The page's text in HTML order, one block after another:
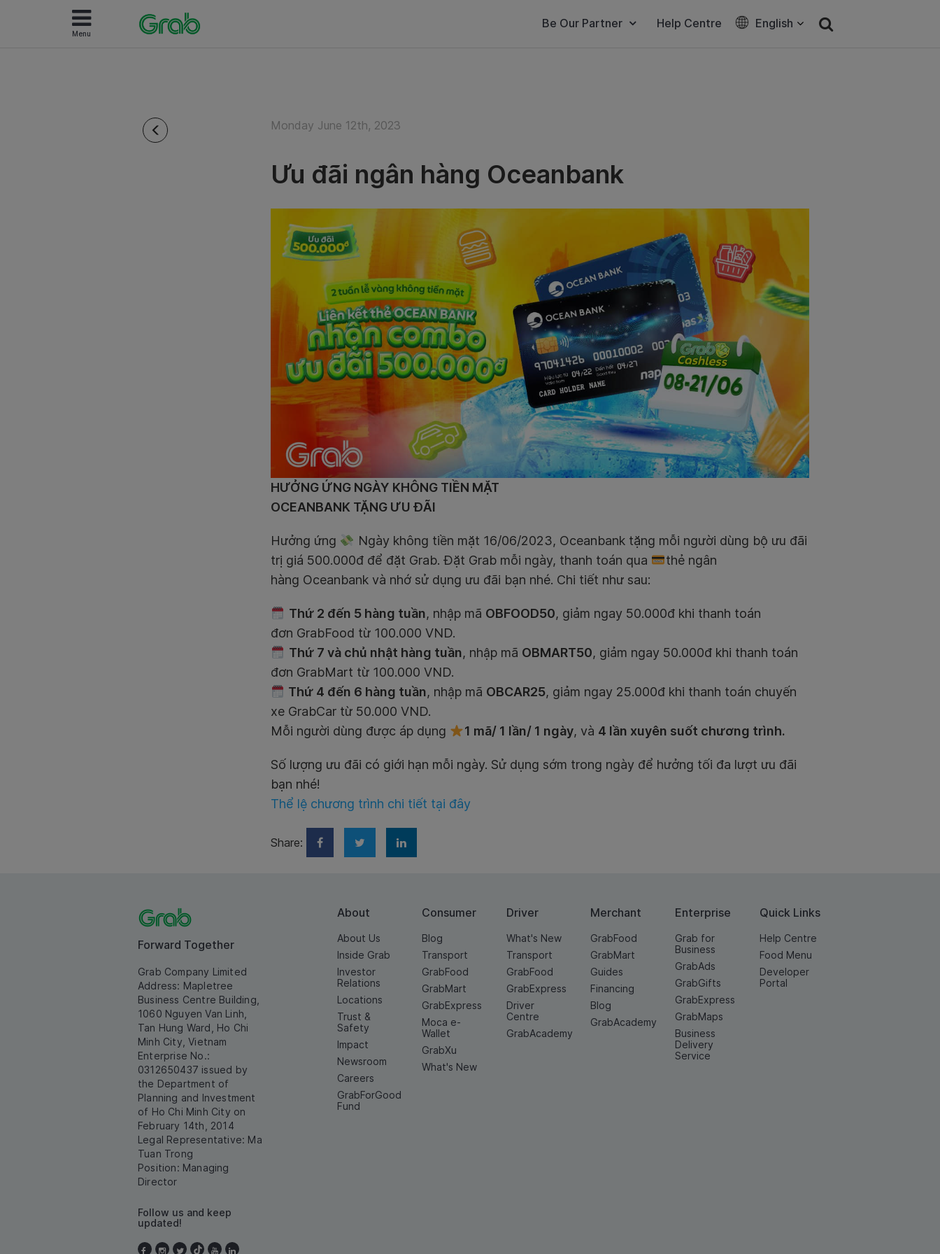
Menu
Be Our Partner Help Centre English
Monday June 12th, 2023
Ưu đãi ngân hàng Oceanbank
HƯỞNG ỨNG NGÀY KHÔNG TIỀN MẶT
OCEANBANK TẶNG ƯU ĐÃI
Hưởng ứng
Ngày không tiền mặt 16/06/2023, Oceanbank tặng mỗi người dùng bộ ưu đãi
trị giá 500.000đ để đặt Grab. Đặt Grab mỗi ngày, thanh toán qua
thẻ ngân
hàng Oceanbank và nhớ sử dụng ưu đãi bạn nhé. Chi tiết như sau:
Thứ 2 đến 5 hàng tuần, nhập mã OBFOOD50, giảm ngay 50.000đ khi thanh toán
đơn GrabFood từ 100.000 VND.
Thứ 7 và chủ nhật hàng tuần, nhập mã OBMART50, giảm ngay 50.000đ khi thanh toán
đơn GrabMart từ 100.000 VND.
Thứ 4 đến 6 hàng tuần, nhập mã OBCAR25, giảm ngay 25.000đ khi thanh toán chuyến
xe GrabCar từ 50.000 VND.
Mỗi người dùng được áp dụng
1 mã/ 1 lần/ 1 ngày, và 4 lần xuyên suốt chương trình.
Số lượng ưu đãi có giới hạn mỗi ngày. Sử dụng sớm trong ngày để hưởng tối đa lượt ưu đãi
bạn nhé!
Thể lệ chương trình chi tiết tại đây
Share:
Forward Together
Grab Company Limited
Address: Mapletree
Business Centre Building,
1060 Nguyen Van Linh,
Tan Hung Ward, Ho Chi
Minh City, Vietnam
Enterprise No.:
0312650437 issued by
the Department of
Planning and Investment
of Ho Chi Minh City on
February 14th, 2014
Legal Representative: Ma
Tuan Trong
Position: Managing
Director
Follow us and keep
updated!
About
About Us
Inside Grab
Investor
Relations
Locations
Trust &
Safety
Impact
Newsroom
Careers
GrabForGood
Fund
Consumer
Blog
Transport
GrabFood
GrabMart
GrabExpress
Moca e-
Wallet
GrabXu
What's New
Driver
What's New
Transport
GrabFood
GrabExpress
Driver
Centre
GrabAcademy
Merchant
GrabFood
GrabMart
Guides
Financing
Blog
GrabAcademy
Enterprise
Grab for
Business
GrabAds
GrabGifts
GrabExpress
GrabMaps
Business
Delivery
Service
Quick Links
Help Centre
Food Menu
Developer
Portal